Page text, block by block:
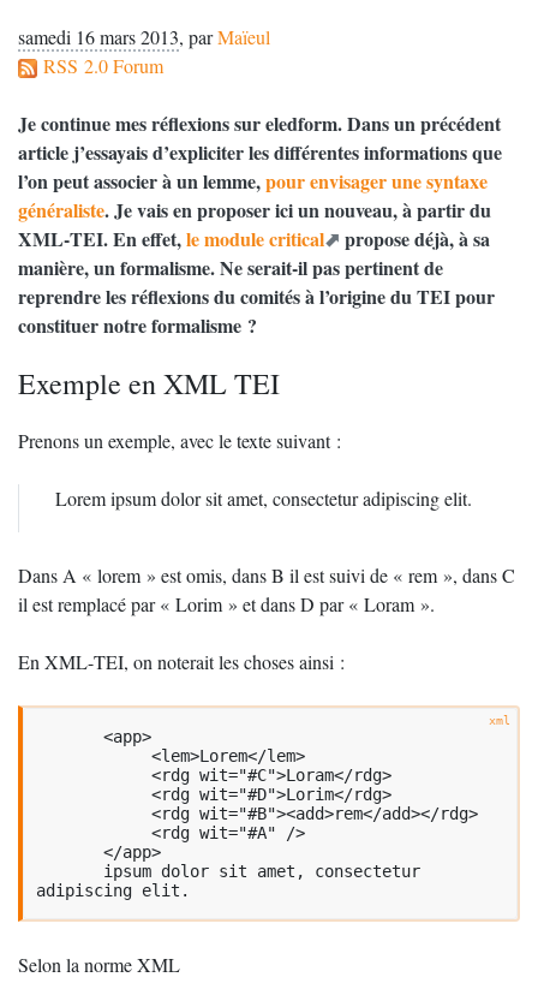
samedi 16 mars 2013, parMaïeul
RSS 2.0 Forum
Je continue mes réflexions sur eledform. Dans un précédent
article j’essayais d’expliciter les différentes informations que
l’on peut associer à un lemme,pour envisager une syntaxe
généraliste. Je vais en proposer ici un nouveau, à partir du
XML-TEI. En effet,le module critical
propose déjà, à sa
manière, un formalisme. Ne serait-il pas pertinent de
reprendre les réflexions du comités à l’origine duTEIpour
constituer notre formalisme ?
Exemple enXMLTEI
Prenons un exemple, avec le texte suivant :
Lorem ipsum dolor sit amet, consectetur adipiscing elit.
Dans A « lorem » est omis, dans B il est suivi de « rem », dans C
il est remplacé par « Lorim » et dans D par « Loram ».
En XML-TEI, on noterait les choses ainsi :
adipiscing elit.
Selon la normeXML